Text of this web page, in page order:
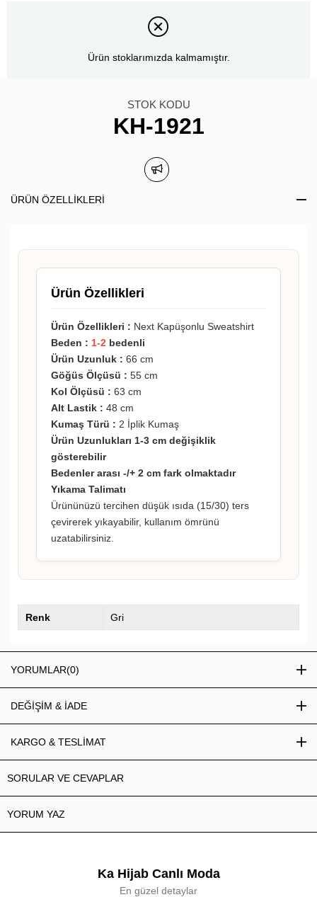
Ürün stoklarımızda kalmamıştır.
STOK KODU
KH-1921
ÜRÜN ÖZELLIKLERI
Ürün Özellikleri
Ürün Özellikleri : Next Kapüşonlu Sweatshirt
Beden : 1-2 bedenli
Ürün Uzunluk : 66 cm
Göğüs Ölçüsü : 55 cm
Kol Ölçüsü : 63 cm
Alt Lastik : 48 cm
Kumaş Türü : 2 İplik Kumaş
Ürün Uzunlukları 1-3 cm değişiklik
gösterebilir
Bedenler arası -/+ 2 cm fark olmaktadır
Yıkama Talimatı
Ürününüzü tercihen düşük ısıda (15/30) ters
çevirerek yıkayabilir, kullanım ömrünü
uzatabilirsiniz.
Renk Gri
YORUMLAR(0)
DEĞİŞİM & İADE
KARGO & TESLİMAT
SORULAR VE CEVAPLAR
YORUM YAZ
Ka Hijab Canlı Moda
En güzel detaylar